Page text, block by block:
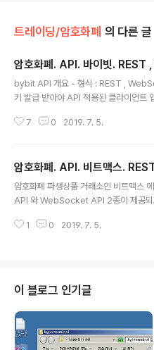
트레이딩/암호화폐 의 다른 글
암호화폐. API. 바이빗.
bybit API 개요 - 형식 : REST ,
키 발급 받아야 API 적용된 클라이언트
암호화폐 마진 거래소 바이빗 제공 API
7 0 2019. 7. 5.
암호화폐. API. 비트맥스.
암호화폐 파생상품 거래소인 비트맥스
API 와 WebSocket API 2종이 제공
시는, HTTP 깃허브 커넥터를 참조하십
는 비트멕스 API에 접속하여 명령을 실
트 목록은 여기에서 확인하실 수 있..
1 0 2019. 7. 5.
이 블로그 인기글